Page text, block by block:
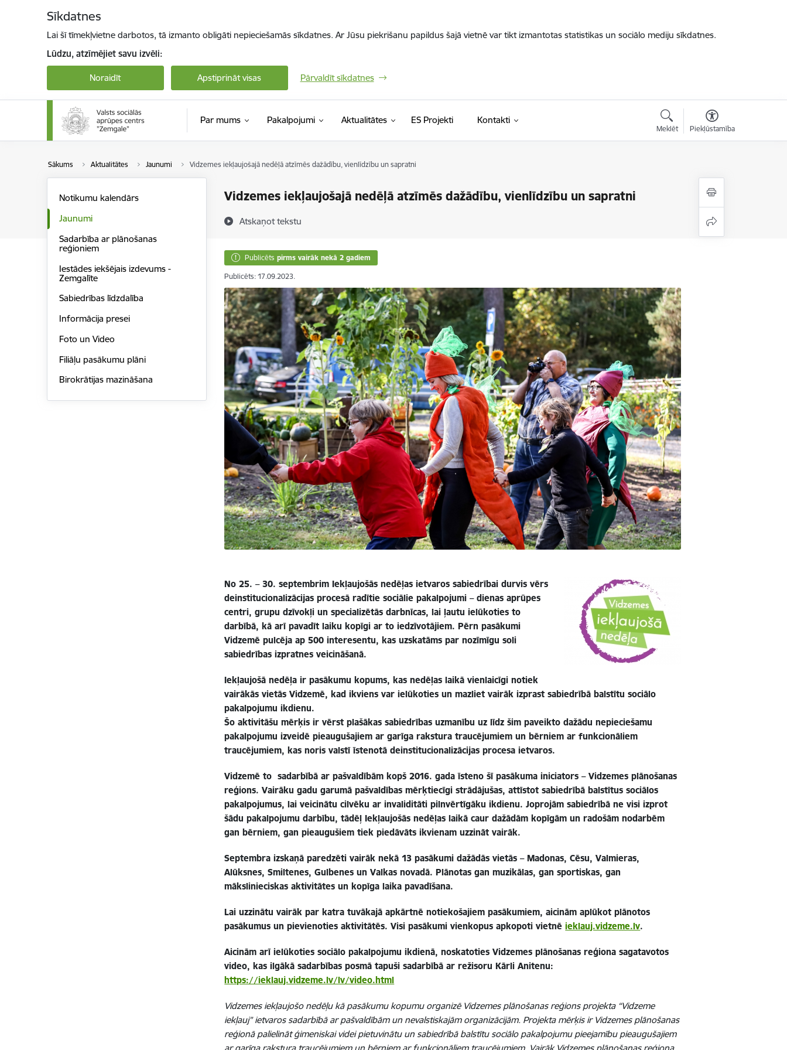
Sīkdatnes
Lai šī tīmekļvietne darbotos, tā izmanto obligāti nepieciešamās sīkdatnes. Ar Jūsu piekrišanu papildus šajā vietnē var tikt izmantotas statistikas un sociālo mediju sīkdatnes.
Lūdzu, atzīmējiet savu izvēli:
Noraidīt Apstiprināt visas Pārvaldīt sīkdatnes
Par mums Pakalpojumi Aktualitātes ES Projekti Kontakti
Meklēt Piekļūstamība
Sākums Aktualitātes Jaunumi Vidzemes iekļaujošajā nedēļā atzīmēs dažādību, vienlīdzību un sapratni
Vidzemes iekļaujošajā nedēļā atzīmēs dažādību, vienlīdzību un sapratni
Atskaņot tekstu
Notikumu kalendārs
Jaunumi
Sadarbība ar plānošanas
reģioniem
Iestādes iekšējais izdevums -
Zemgalīte
Sabiedrības līdzdalība
Informācija presei
Foto un Video
Filiāļu pasākumu plāni
Birokrātijas mazināšana
Publicēts pirms vairāk nekā 2 gadiem
Publicēts: 17.09.2023.
No 25. – 30. septembrim Iekļaujošās nedēļas ietvaros sabiedrībai durvis vērs
deinstitucionalizācijas procesā radītie sociālie pakalpojumi – dienas aprūpes
centri, grupu dzīvokļi un specializētās darbnīcas, lai ļautu ielūkoties to
darbībā, kā arī pavadīt laiku kopīgi ar to iedzīvotājiem. Pērn pasākumi
Vidzemē pulcēja ap 500 interesentu, kas uzskatāms par nozīmīgu soli
sabiedrības izpratnes veicināšanā.
Iekļaujošā nedēļa ir pasākumu kopums, kas nedēļas laikā vienlaicīgi notiek
vairākās vietās Vidzemē, kad ikviens var ielūkoties un mazliet vairāk izprast sabiedrībā balstītu sociālo
pakalpojumu ikdienu.
Šo aktivitāšu mērķis ir vērst plašākas sabiedrības uzmanību uz līdz šim paveikto dažādu nepieciešamu
pakalpojumu izveidē pieaugušajiem ar garīga rakstura traucējumiem un bērniem ar funkcionāliem
traucējumiem, kas noris valstī īstenotā deinstitucionalizācijas procesa ietvaros.
Vidzemē to sadarbībā ar pašvaldībām kopš 2016. gada īsteno šīpasākuma iniciators – Vidzemes plānošanas
reģions.Vairāku gadu garumā pašvaldības mērķtiecīgi strādājušas, attīstot sabiedrībā balstītus sociālos
pakalpojumus, lai veicinātu cilvēku ar invaliditāti pilnvērtīgāku ikdienu. Joprojām sabiedrībā ne visi izprot
šādu pakalpojumu darbību, tādēļ Iekļaujošās nedēļas laikā caur dažādām kopīgām un radošām nodarbēm
gan bērniem, gan pieaugušiem tiek piedāvāts ikvienam uzzināt vairāk.
Septembra izskaņā paredzēti vairāk nekā 13 pasākumi dažādās vietās –Madonas, Cēsu, Valmieras,
Alūksnes, Smiltenes, Gulbenes un Valkas novadā.Plānotas gan muzikālas, gan sportiskas, gan
mākslinieciskas aktivitātes un kopīga laika pavadīšana.
Lai uzzinātu vairāk par katra tuvākajā apkārtnē notiekošajiem pasākumiem, aicinām aplūkot plānotos
pasākumus un pievienoties aktivitātēs. Visi pasākumi vienkopus apkopotivietnēieklauj.vidzeme.lv.
Aicinām arī ielūkoties sociālo pakalpojumu ikdienā, noskatoties Vidzemes plānošanas reģiona sagatavotos
video, kas ilgākā sadarbības posmā tapuši sadarbībā ar režisoru Kārli Anitenu:
https://ieklauj.vidzeme.lv/lv/video.html
Vidzemes iekļaujošo nedēļu kā pasākumu kopumu organizē Vidzemes plānošanas reģions projekta “Vidzeme
iekļauj” ietvaros sadarbībā ar pašvaldībām un nevalstiskajām organizācijām. Projekta mērķis ir Vidzemes plānošanas
reģionā palielināt ģimeniskai videi pietuvinātu un sabiedrībā balstītu sociālo pakalpojumu pieejamību pieaugušajiem